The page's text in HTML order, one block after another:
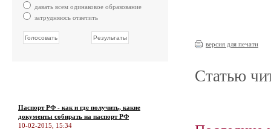
давать всем одинаковое образование
затрудняюсь ответить
Паспорт РФ - как и где получить, какие
документы собирать на паспорт РФ
10-02-2015, 15:34
версия для печати
Статью